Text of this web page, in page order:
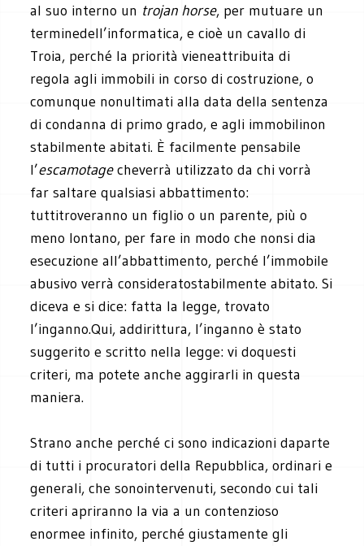
al suo interno un trojan horse, per mutuare un
terminedell’informatica, e cioè un cavallo di
Troia, perché la priorità vieneattribuita di
regola agli immobili in corso di costruzione, o
comunque nonultimati alla data della sentenza
di condanna di primo grado, e agli immobilinon
stabilmente abitati. È facilmente pensabile
l’escamotagecheverrà utilizzato da chi vorrà
far saltare qualsiasi abbattimento:
tuttitroveranno un figlio o un parente, più o
meno lontano, per fare in modo che nonsi dia
esecuzione all’abbattimento, perché l’immobile
abusivo verrà consideratostabilmente abitato. Si
diceva e si dice: fatta la legge, trovato
l’inganno.Qui, addirittura, l’inganno è stato
suggerito e scritto nella legge: vi doquesti
criteri, ma potete anche aggirarli in questa
maniera.
Strano anche perché ci sono indicazioni daparte
di tutti i procuratori della Repubblica, ordinari e
generali, che sonointervenuti, secondo cui tali
criteri apriranno la via a un contenzioso
enormee infinito, perché giustamente gli